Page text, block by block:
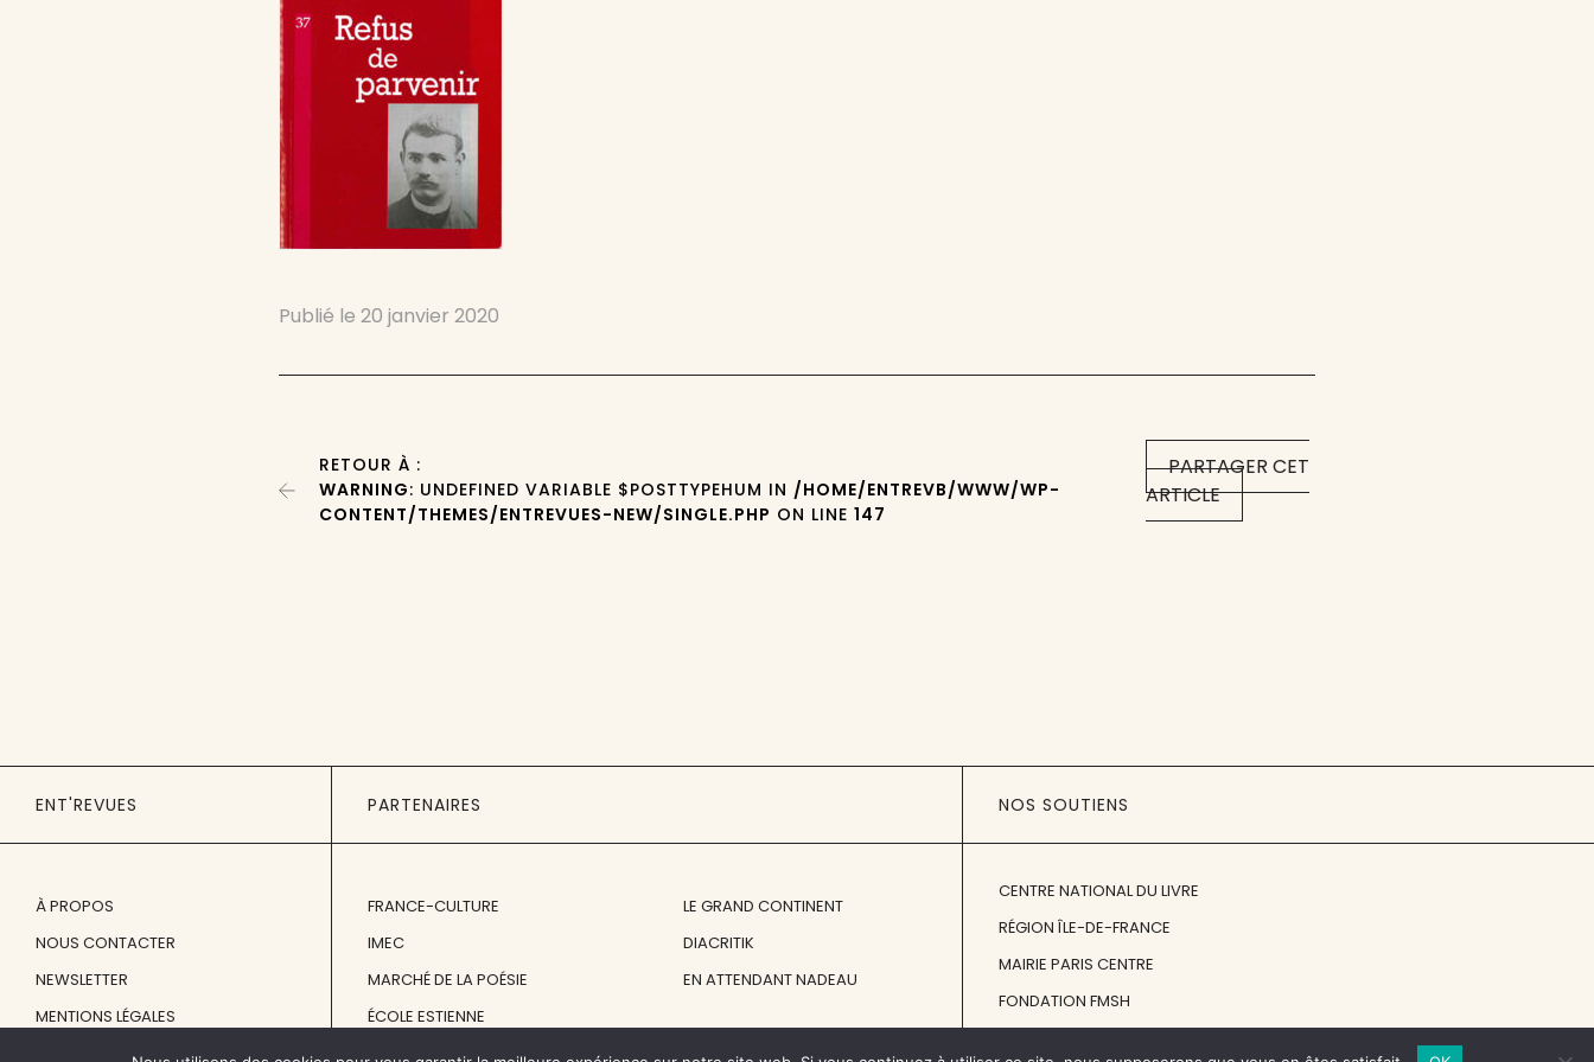
Publié le20 janvier 2020
PARTAGER CET
ARTICLE
RETOUR À :
WARNING: UNDEFINED VARIABLE $POSTTYPEHUM IN /HOME/ENTREVB/WWW/WP-
CONTENT/THEMES/ENTREVUES-NEW/SINGLE.PHP ON LINE147
ENT'REVUES
À PROPOS
NOUS CONTACTER
NEWSLETTER
MENTIONS LÉGALES
PARTENAIRES
FRANCE-CULTURE
IMEC
MARCHÉ DE LA POÉSIE
ÉCOLE ESTIENNE
LE GRAND CONTINENT
DIACRITIK
EN ATTENDANT NADEAU
NOS SOUTIENS
CENTRE NATIONAL DU LIVRE
RÉGION ÎLE-DE-FRANCE
MAIRIE PARIS CENTRE
FONDATION FMSH